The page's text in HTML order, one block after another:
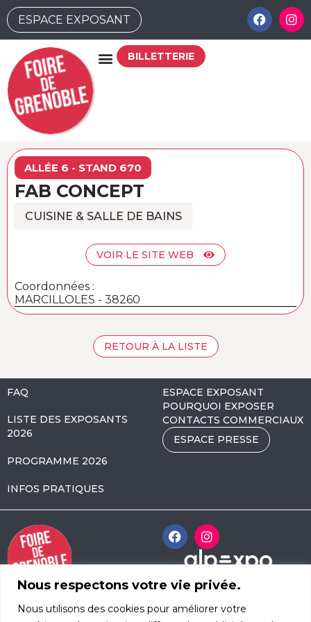
Nous respectons votre vie privée.
Nous utilisons des cookies pour améliorer votre
ESPACE EXPOSANT
BILLETTERIE
ALLÉE 6 - STAND 670
FAB CONCEPT
CUISINE & SALLE DE BAINS
VOIR LE SITE WEB
Coordonnées :
MARCILLOLES - 38260
RETOUR À LA LISTE
d’Innsbruck
FAQ
LISTE DES EXPOSANTS
2026
PROGRAMME 2026
INFOS PRATIQUES
ESPACE EXPOSANT
POURQUOI EXPOSER
CONTACTS COMMERCIAUX
ESPACE PRESSE